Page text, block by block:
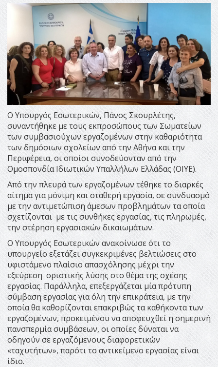
Ο Υπουργός Εσωτερικών, Πάνος Σκουρλέτης,
συναντήθηκε με τους εκπροσώπους των Σωματείων
των συμβασιούχων εργαζομένων στην καθαριότητα
των δημόσιων σχολείων από την Αθήνα και την
Περιφέρεια, οι οποίοι συνοδεύονταν από την
Ομοσπονδία Ιδιωτικών Υπαλλήλων Ελλάδας (ΟΙΥΕ).
Από την πλευρά των εργαζομένων τέθηκε το διαρκές
αίτημα για μόνιμη και σταθερή εργασία, σε συνδυασμό
με την αντιμετώπιση άμεσων προβλημάτων τα οποία
σχετίζονται με τις συνθήκες εργασίας, τις πληρωμές,
την στέρηση εργασιακών δικαιωμάτων.
Ο Υπουργός Εσωτερικών ανακοίνωσε ότι το
υπουργείο εξετάζει συγκεκριμένες βελτιώσεις στο
υφιστάμενο πλαίσιο απασχόλησης μέχρι την
εξεύρεση οριστικής λύσης στο θέμα της σχέσης
εργασίας. Παράλληλα, επεξεργάζεται μία πρότυπη
σύμβαση εργασίας για όλη την επικράτεια, με την
οποία θα καθορίζονται επακριβώς τα καθήκοντα των
εργαζομένων, προκειμένου να αποφευχθεί η σημερινή
πανσπερμία συμβάσεων, οι οποίες δύναται να
οδηγούν σε εργαζόμενους διαφορετικών
«ταχυτήτων», παρότι το αντικείμενο εργασίας είναι
ίδιο.